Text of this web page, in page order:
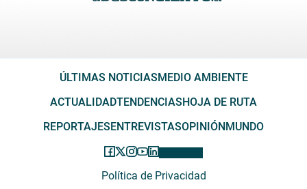
ÚLTIMAS NOTICIASMEDIO AMBIENTE
ACTUALIDADTENDENCIASHOJA DE RUTA
REPORTAJESENTREVISTASOPINIÓNMUNDO
Política de Privacidad